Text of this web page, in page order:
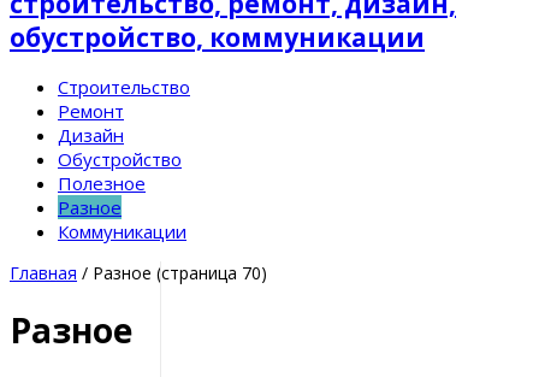
обустройство, коммуникации
Строительство
Ремонт
Дизайн
Обустройство
Полезное
Разное
Коммуникации
Главная / Разное (страница 70)
Разное